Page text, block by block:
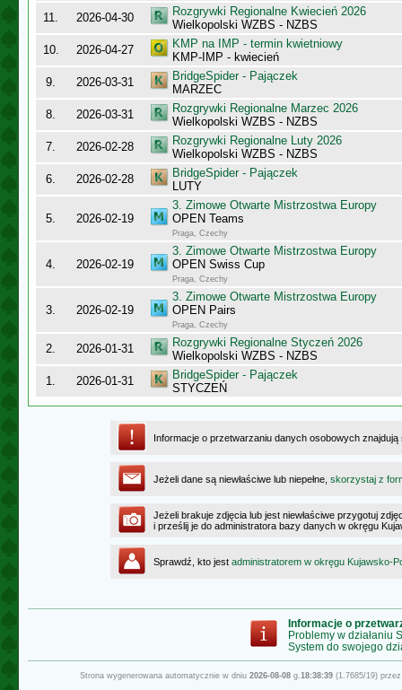
11.
2026-04-30
Rozgrywki Regionalne Kwiecień 2026
Wielkopolski WZBS - NZBS
10.
2026-04-27
KMP na IMP - termin kwietniowy
KMP-IMP - kwiecień
9.
2026-03-31
BridgeSpider - Pajączek
MARZEC
8.
2026-03-31
Rozgrywki Regionalne Marzec 2026
Wielkopolski WZBS - NZBS
7.
2026-02-28
Rozgrywki Regionalne Luty 2026
Wielkopolski WZBS - NZBS
6.
2026-02-28
BridgeSpider - Pajączek
LUTY
5. 2026-02-19
3. Zimowe Otwarte Mistrzostwa Europy
OPEN Teams
Praga, Czechy
4. 2026-02-19
3. Zimowe Otwarte Mistrzostwa Europy
OPEN Swiss Cup
Praga, Czechy
3. 2026-02-19
3. Zimowe Otwarte Mistrzostwa Europy
OPEN Pairs
Praga, Czechy
2. 2026-01-31
Rozgrywki Regionalne Styczeń 2026
Wielkopolski WZBS - NZBS
1.
2026-01-31
BridgeSpider - Pajączek
STYCZEŃ
Informacje o przetwarzaniu danych osobowych
Jeżeli dane są niewłaściwe lub niepełne, skorzystaj z
Jeżeli brakuje zdjęcia lub jest niewłaściwe przygotuj
i prześlij je do administratora bazy danych w okręgu
Sprawdź, kto jest administratorem w okręgu Kujawsko-
Informacje o
Problemy w działaniu
System do swojego
Strona wygenerowana automatycznie w dniu 2026-08-08g.18:38:39(1.7685/19)